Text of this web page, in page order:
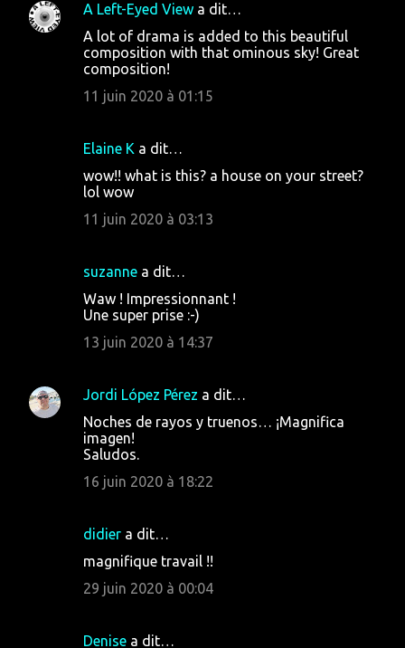
C
A Left-Eyed View a dit…
A lot of drama is added to this beautiful
composition with that ominous sky! Great
composition!
11 juin 2020 à 01:15
Elaine K a dit…
wow!! what is this? a house on your street?
lol wow
11 juin 2020 à 03:13
suzanne a dit…
Waw ! Impressionnant !
Une super prise :-)
13 juin 2020 à 14:37
Jordi López Pérez a dit…
Noches de rayos y truenos… ¡Magnifica
imagen!
Saludos.
16 juin 2020 à 18:22
didier a dit…
magnifique travail !!
29 juin 2020 à 00:04
Denise a dit…